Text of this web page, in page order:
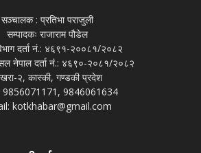
सञ्चालक : प्रतिभा पराजुली
सम्पादकः राजाराम पौडेल
दर्ता नं.: ४६९१-२००८१/२०८२
नेपाल दर्ता नं.: ४६९०-२०८१/२०८२
२, कास्की, गण्डकी प्रदेश
9856071171, 9846061634
kotkhabar@gmail.com